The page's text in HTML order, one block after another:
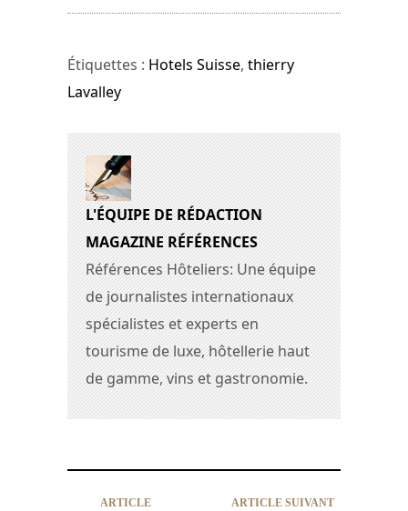
Étiquettes : Hotels Suisse, thierry
Lavalley
L'ÉQUIPE DE RÉDACTION
MAGAZINE RÉFÉRENCES
Références Hôteliers: Une équipe
de journalistes internationaux
spécialistes et experts en
tourisme de luxe, hôtellerie haut
de gamme, vins et gastronomie.
ARTICLE
ARTICLE SUIVANT